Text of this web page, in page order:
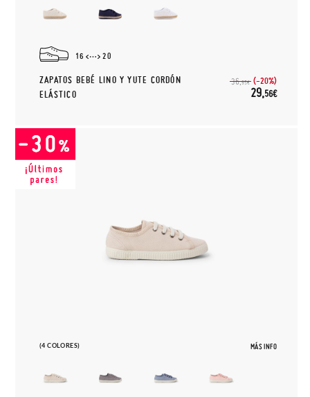
16 20
ZAPATOS BEBÉ LINO Y YUTE CORDÓN
ELÁSTICO
36,95€ (-20%)
29,56€
(4 COLORES) MÁS INFO